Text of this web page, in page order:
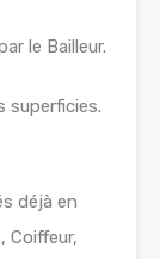
le Bailleur.
superficies.
déjà en
Coiffeur,